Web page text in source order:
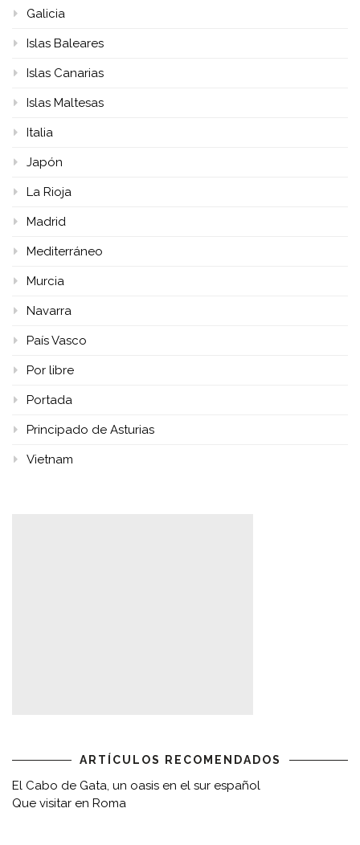
Galicia
Islas Baleares
Islas Canarias
Islas Maltesas
Italia
Japón
La Rioja
Madrid
Mediterráneo
Murcia
Navarra
País Vasco
Por libre
Portada
Principado de Asturias
Vietnam
ARTÍCULOS RECOMENDADOS
El Cabo de Gata, un oasis en el sur español
Que visitar en Roma